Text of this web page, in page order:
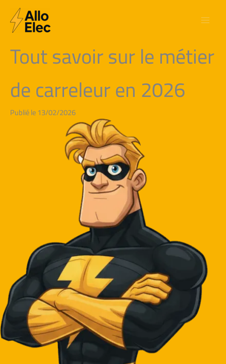
contenu
Tout savoir sur le métier
de carreleur en 2026
Publié le 13/02/2026